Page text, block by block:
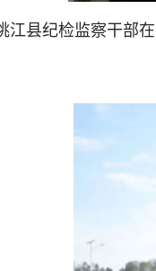
江县纪检监察干部